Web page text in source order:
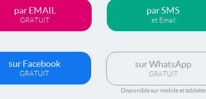
par EMAIL
GRATUIT
par SMS
et Email
sur Facebook
GRATUIT
sur WhatsApp
GRATUIT
Disponible sur mobile et tablette